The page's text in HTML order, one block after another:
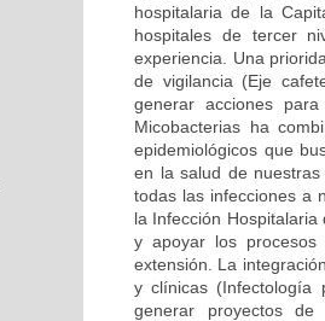
hospitalaria de la
hospitales de tercer
experiencia. Una
de vigilancia (Eje
generar acciones
Micobacterias ha
epidemiológicos que
en la salud de
todas las infecciones a
la Infección
y apoyar los
extensión. La
y clínicas (Infectología
generar proyectos